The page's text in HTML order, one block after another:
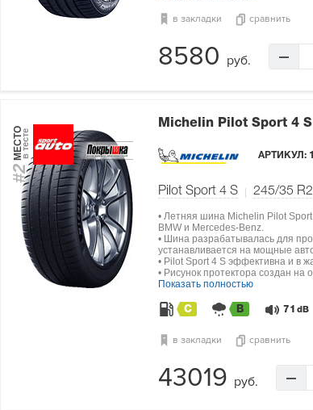
в закладки сравнить
8580 руб.
#2
МЕСТОв тесте
Michelin Pilot Sport 4 S
АРТИКУЛ:
Pilot Sport 4 S 245/35
• Летняя шина Michelin Pilot
BMW и Mercedes-Benz.
• Шина разрабатывалась для
устанавливается на мощные
• Pilot Sport 4 S эффективна и в
• Рисунок протектора создан на
Показать полностью
C B 71 dB
в закладки сравнить
43019 руб.